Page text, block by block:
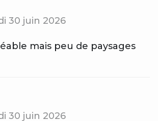
30 juin 2026
mais peu de paysages
30 juin 2026